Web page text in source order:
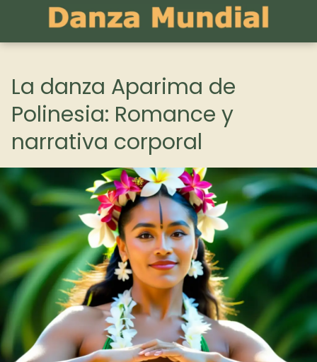
La danza Aparima de
Polinesia: Romance y
narrativa corporal